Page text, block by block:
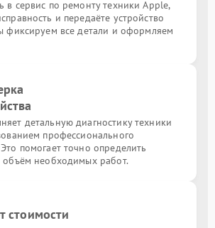
в сервис по ремонту техники Apple,
и передаёте устройство
фиксируем все детали и оформляем
детальную диагностику техники
профессионального
помогает точно определить
объём необходимых работ.
стоимости